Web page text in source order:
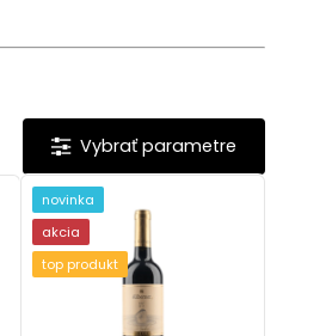
novinka
akcia
top produkt